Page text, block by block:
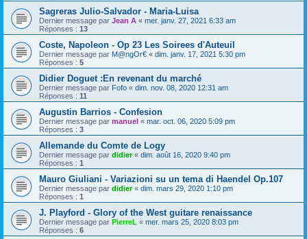
Sagreras Julio-Salvador - Maria-Luisa
Dernier message par Jean A « mer. janv. 27, 2021 6:33 am
Réponses : 13
Coste, Napoleon - Op 23 Les Soirees d'Auteuil
Dernier message par M@ngOr€ « dim. janv. 17, 2021 5:30 pm
Réponses : 5
Didier Doguet :En revenant du marché
Dernier message par Fofo « dim. nov. 08, 2020 12:31 am
Réponses : 11
Augustin Barrios - Confesion
Dernier message par manuel « mar. oct. 06, 2020 5:09 pm
Réponses : 3
Allemande du Comte de Logy
Dernier message par didier« dim. août 16, 2020 9:40 pm
Réponses : 1
Mauro Giuliani - Variazioni su un tema di Haendel Op.107
Dernier message par didier« dim. mars 29, 2020 1:10 pm
Réponses : 1
J. Playford - Glory of the West guitare renaissance
Dernier message par PierreL « mer. mars 25, 2020 8:03 pm
Réponses : 6